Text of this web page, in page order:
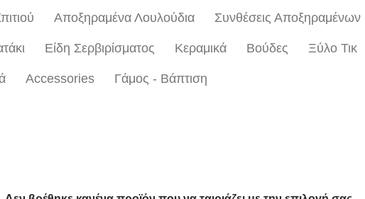
Αποξηραμένα Λουλούδια Συνθέσεις Αποξηραμένων
Είδη Σερβιρίσματος Κεραμικά Βούδες Ξύλο Τικ
Accessories Γάμος - Βάπτιση